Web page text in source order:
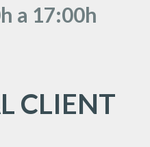
a 17:00h
CLIENT